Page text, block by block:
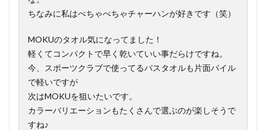
ちなみに私はべちゃべちゃチャーハンが好きです（笑）
MOKUのタオル気になってました！
軽くてコンパクトで早く乾いていい事だらけですね。
今、スポーツクラブで使ってるバスタオルも片面パイル
で軽いですが
次はMOKUを狙いたいです。
カラーバリエーションもたくさんで選ぶのが楽しそうで
すね♪